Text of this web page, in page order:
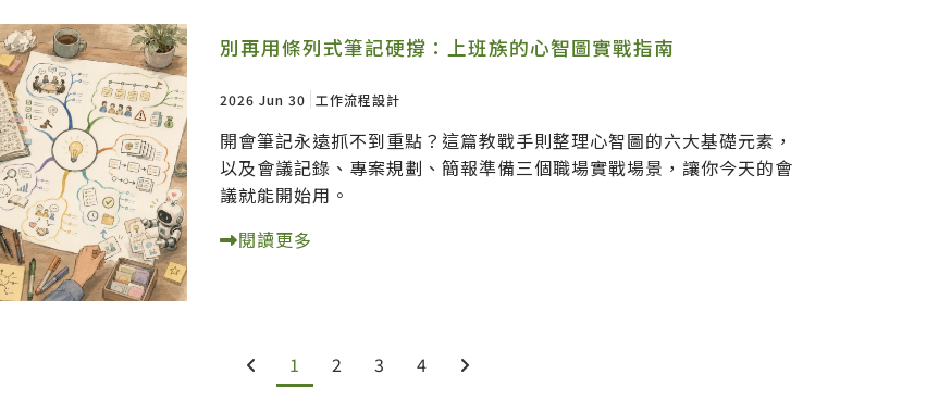
別再用條列式筆記硬撐：上班族的心智圖實戰指南
2026 Jun 30 工作流程設計
開會筆記永遠抓不到重點？這篇教戰手則整理心智圖的六大基礎元素，
以及會議記錄、專案規劃、簡報準備三個職場實戰場景，讓你今天的會
議就能開始用。
閱讀更多
1 2 3 4